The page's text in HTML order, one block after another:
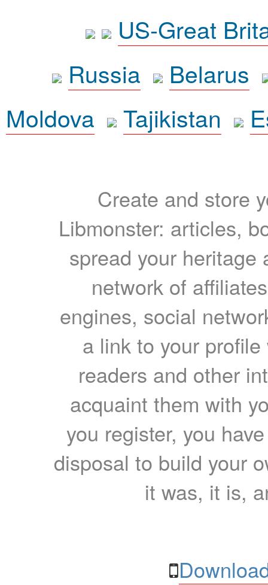
US-Great
Russia
Belarus
Moldova
Tajikistan
Create and store
Libmonster: articles,
spread your heritage
network of
engines, social
a link to your
readers and other
acquaint them with
you register, you
disposal to build your
it was, it is,